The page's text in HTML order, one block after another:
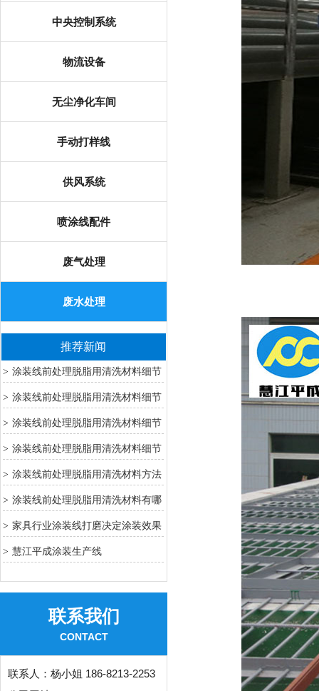
中央控制系统
物流设备
无尘净化车间
手动打样线
供风系统
喷涂线配件
废气处理
废水处理
推荐新闻
> 涂装线前处理脱脂用清洗材料细节
7> 涂装线前处理脱脂用清洗材料细节
6> 涂装线前处理脱脂用清洗材料细节
4> 涂装线前处理脱脂用清洗材料细节
3> 涂装线前处理脱脂用清洗材料方法
2> 涂装线前处理脱脂用清洗材料有哪
些方法
> 家具行业涂装线打磨决定涂装效果
关键工序
> 慧江平成涂装生产线
联系我们
CONTACT
联系人： 杨小姐 186-8213-2253